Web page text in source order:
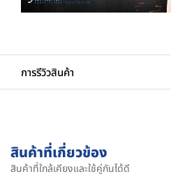
การรีวิวสินค้า
สินค้าที่เกี่ยวข้อง
สินค้าที่ใกล้เคียงและใช้คู่กันได้ดี